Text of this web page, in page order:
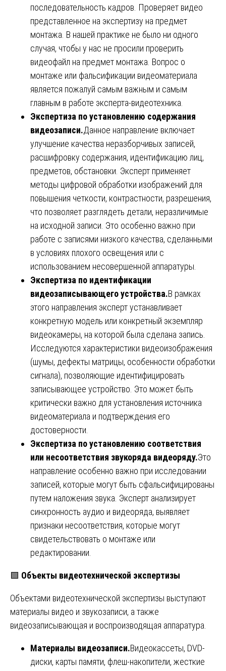
последовательность кадров. Проверяет видео
представленное на экспертизу на предмет
монтажа. В нашей практике не было ни одного
случая, чтобы у нас не просили проверить
видеофайл на предмет монтажа. Вопрос о
монтаже или фальсификации видеоматериала
является пожалуй самым важным и самым
главным в работе эксперта-видеотехника.
Экспертиза по установлению содержания
видеозаписи.Данное направление включает
улучшение качества неразборчивых записей,
расшифровку содержания, идентификацию лиц,
предметов, обстановки. Эксперт применяет
методы цифровой обработки изображений для
повышения четкости, контрастности, разрешения,
что позволяет разглядеть детали, неразличимые
на исходной записи. Это особенно важно при
работе с записями низкого качества, сделанными
в условиях плохого освещения или с
использованием несовершенной аппаратуры.
Экспертиза по идентификации
видеозаписывающего устройства.В рамках
этого направления эксперт устанавливает
конкретную модель или конкретный экземпляр
видеокамеры, на которой была сделана запись.
Исследуются характеристики видеоизображения
(шумы, дефекты матрицы, особенности обработки
сигнала), позволяющие идентифицировать
записывающее устройство. Это может быть
критически важно для установления источника
видеоматериала и подтверждения его
достоверности.
Экспертиза по установлению соответствия
или несоответствия звукоряда видеоряду.Это
направление особенно важно при исследовании
записей, которые могут быть сфальсифицированы
путем наложения звука. Эксперт анализирует
синхронность аудио и видеоряда, выявляет
признаки несоответствия, которые могут
свидетельствовать о монтаже или
редактировании.
🟩 Объекты видеотехнической экспертизы
Объектами видеотехнической экспертизы выступают
материалы видео и звукозаписи, а также
видеозаписывающая и воспроизводящая аппаратура.
Материалы видеозаписи.Видеокассеты, DVD-
диски, карты памяти, флеш-накопители, жесткие